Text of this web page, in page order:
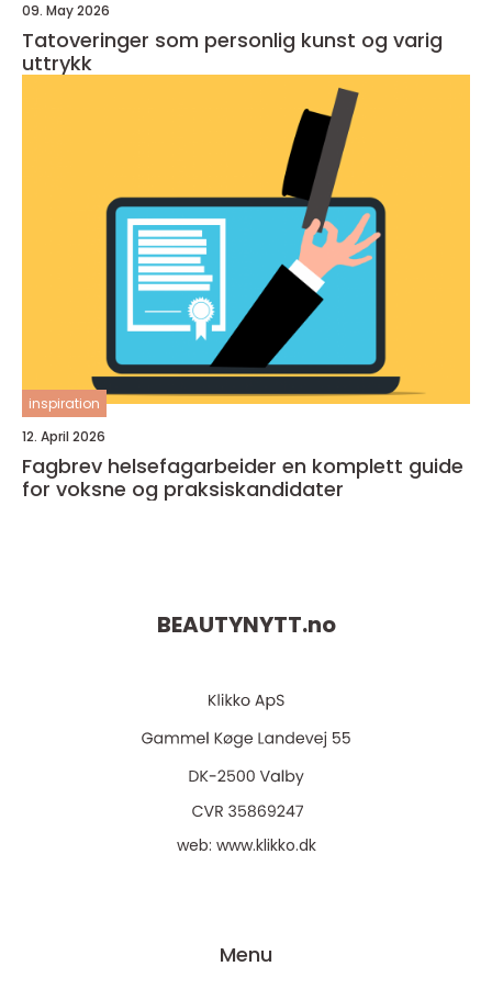
09. May 2026
Tatoveringer som personlig kunst og varig
uttrykk
inspiration
12. April 2026
Fagbrev helsefagarbeider en komplett guide
for voksne og praksiskandidater
BEAUTYNYTT.no
web: www.klikko.dk
Menu